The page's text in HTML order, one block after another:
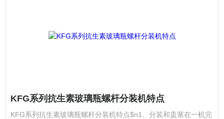
KFG系列抗生素玻璃瓶螺杆分装机特点
KFG系列抗生素玻璃瓶螺杆分装机特点$n1、分装和盖塞在一机完